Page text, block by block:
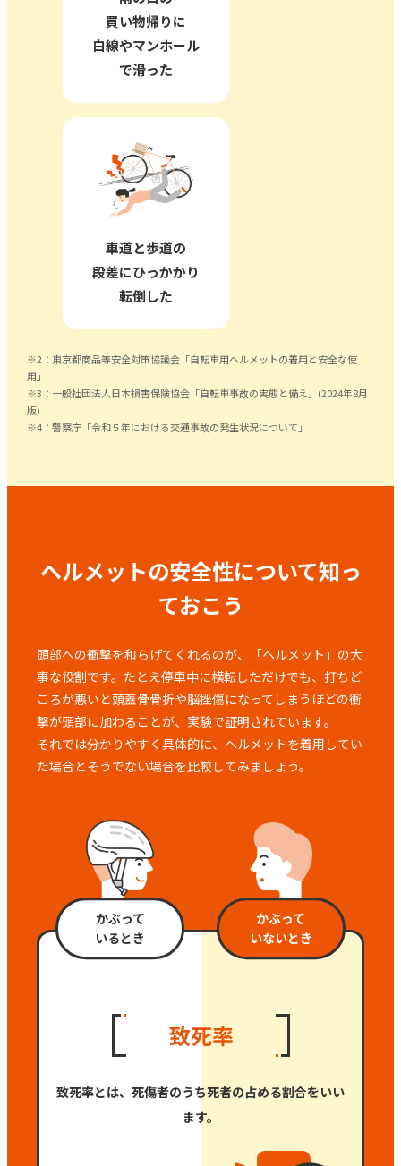
買い物帰りに
白線やマンホール
で滑った
車道と歩道の
段差にひっかかり
転倒した
※2：東京都商品等安全対策協議会「自転車用ヘルメットの着用と安全な使
用」
※3：一般社団法人日本損害保険協会「自転車事故の実態と備え」(2024年8月
版)
※4：警察庁「令和５年における交通事故の発生状況について」
ヘルメットの安全性について知っ
ておこう
頭部への衝撃を和らげてくれるのが、「ヘルメット」の大
事な役割です。 たとえ停車中に横転しただけでも、打ちど
ころが悪いと頭蓋骨骨折や脳挫傷になってしまうほどの衝
撃が頭部に加わることが、実験で証明されています。
それでは分かりやすく具体的に、ヘルメットを着用してい
た場合とそうでない場合を比較してみましょう。
かぶって
いるとき
かぶって
いないとき
致死率とは、死傷者のうち死者の占める割合をいい
ます。